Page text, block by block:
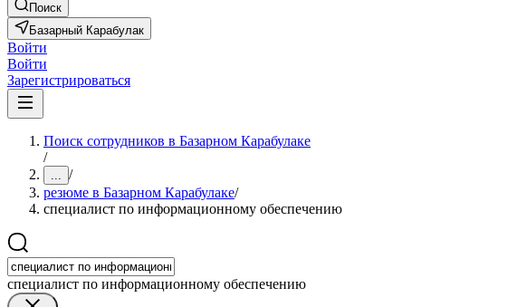
Поиск
Базарный Карабулак
Войти
Войти
Зарегистрироваться
Поиск сотрудников в Базарном Карабулаке
/
... /
резюме в Базарном Карабулаке/
специалист по информационному обеспечению
специалист по информационному обеспечению